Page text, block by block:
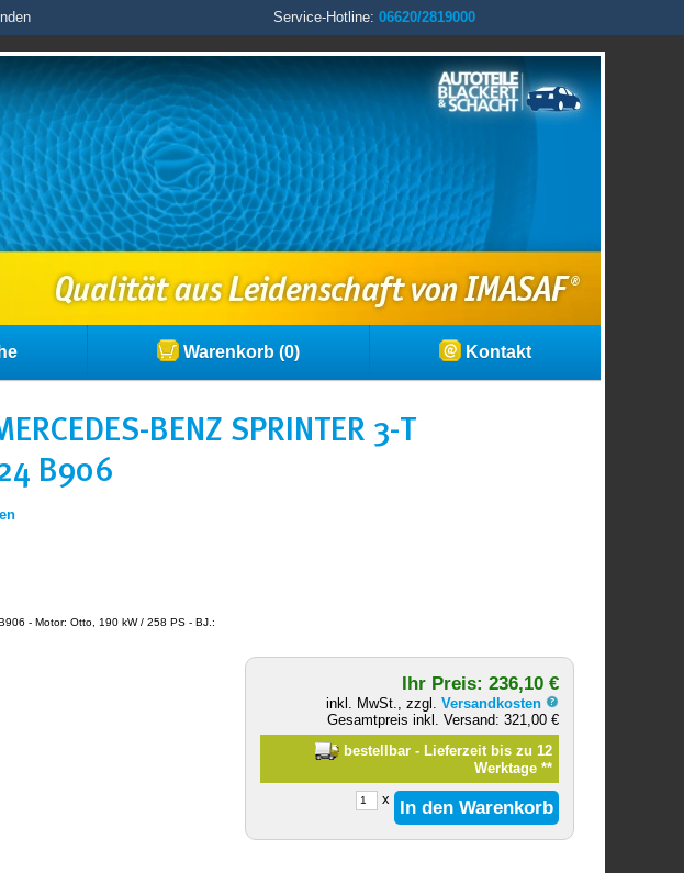
Service-Hotline: 06620/2819000
Warenkorb (0) Kontakt
BENZ SPRINTER 3-T
B906
- Motor: Otto, 190 kW / 258 PS - BJ.:
Ihr Preis: 236,10 €
inkl. MwSt., zzgl.Versandkosten
Gesamtpreis inkl. Versand: 321,00 €
bestellbar - Lieferzeit bis zu 12
Werktage **
x